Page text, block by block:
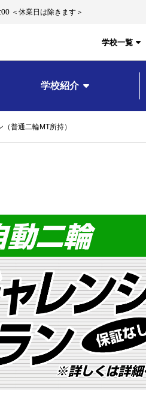
＜休業日は除きます＞
学校一覧
学校紹介
普通二輪MT所持）